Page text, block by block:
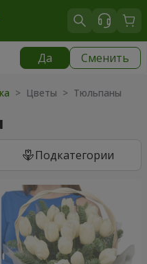
Да Сменить
> Цветы > Тюльпаны
Подкатегории